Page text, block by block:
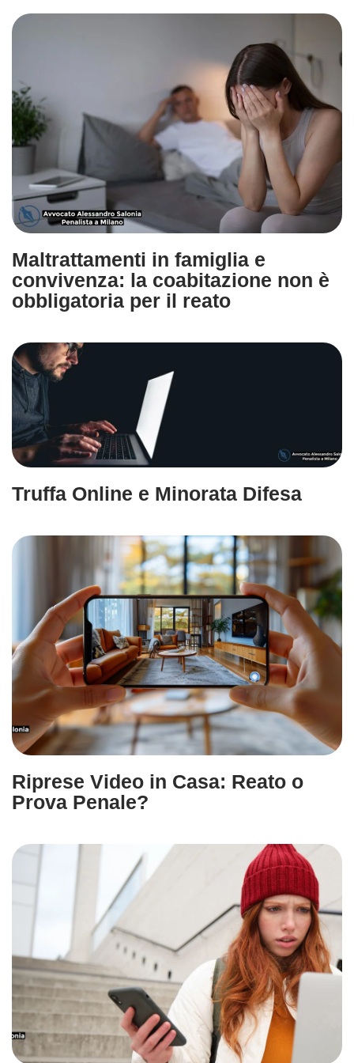
Maltrattamenti in famiglia e
convivenza: la coabitazione non è
obbligatoria per il reato
Truffa Online e Minorata Difesa
Riprese Video in Casa: Reato o
Prova Penale?